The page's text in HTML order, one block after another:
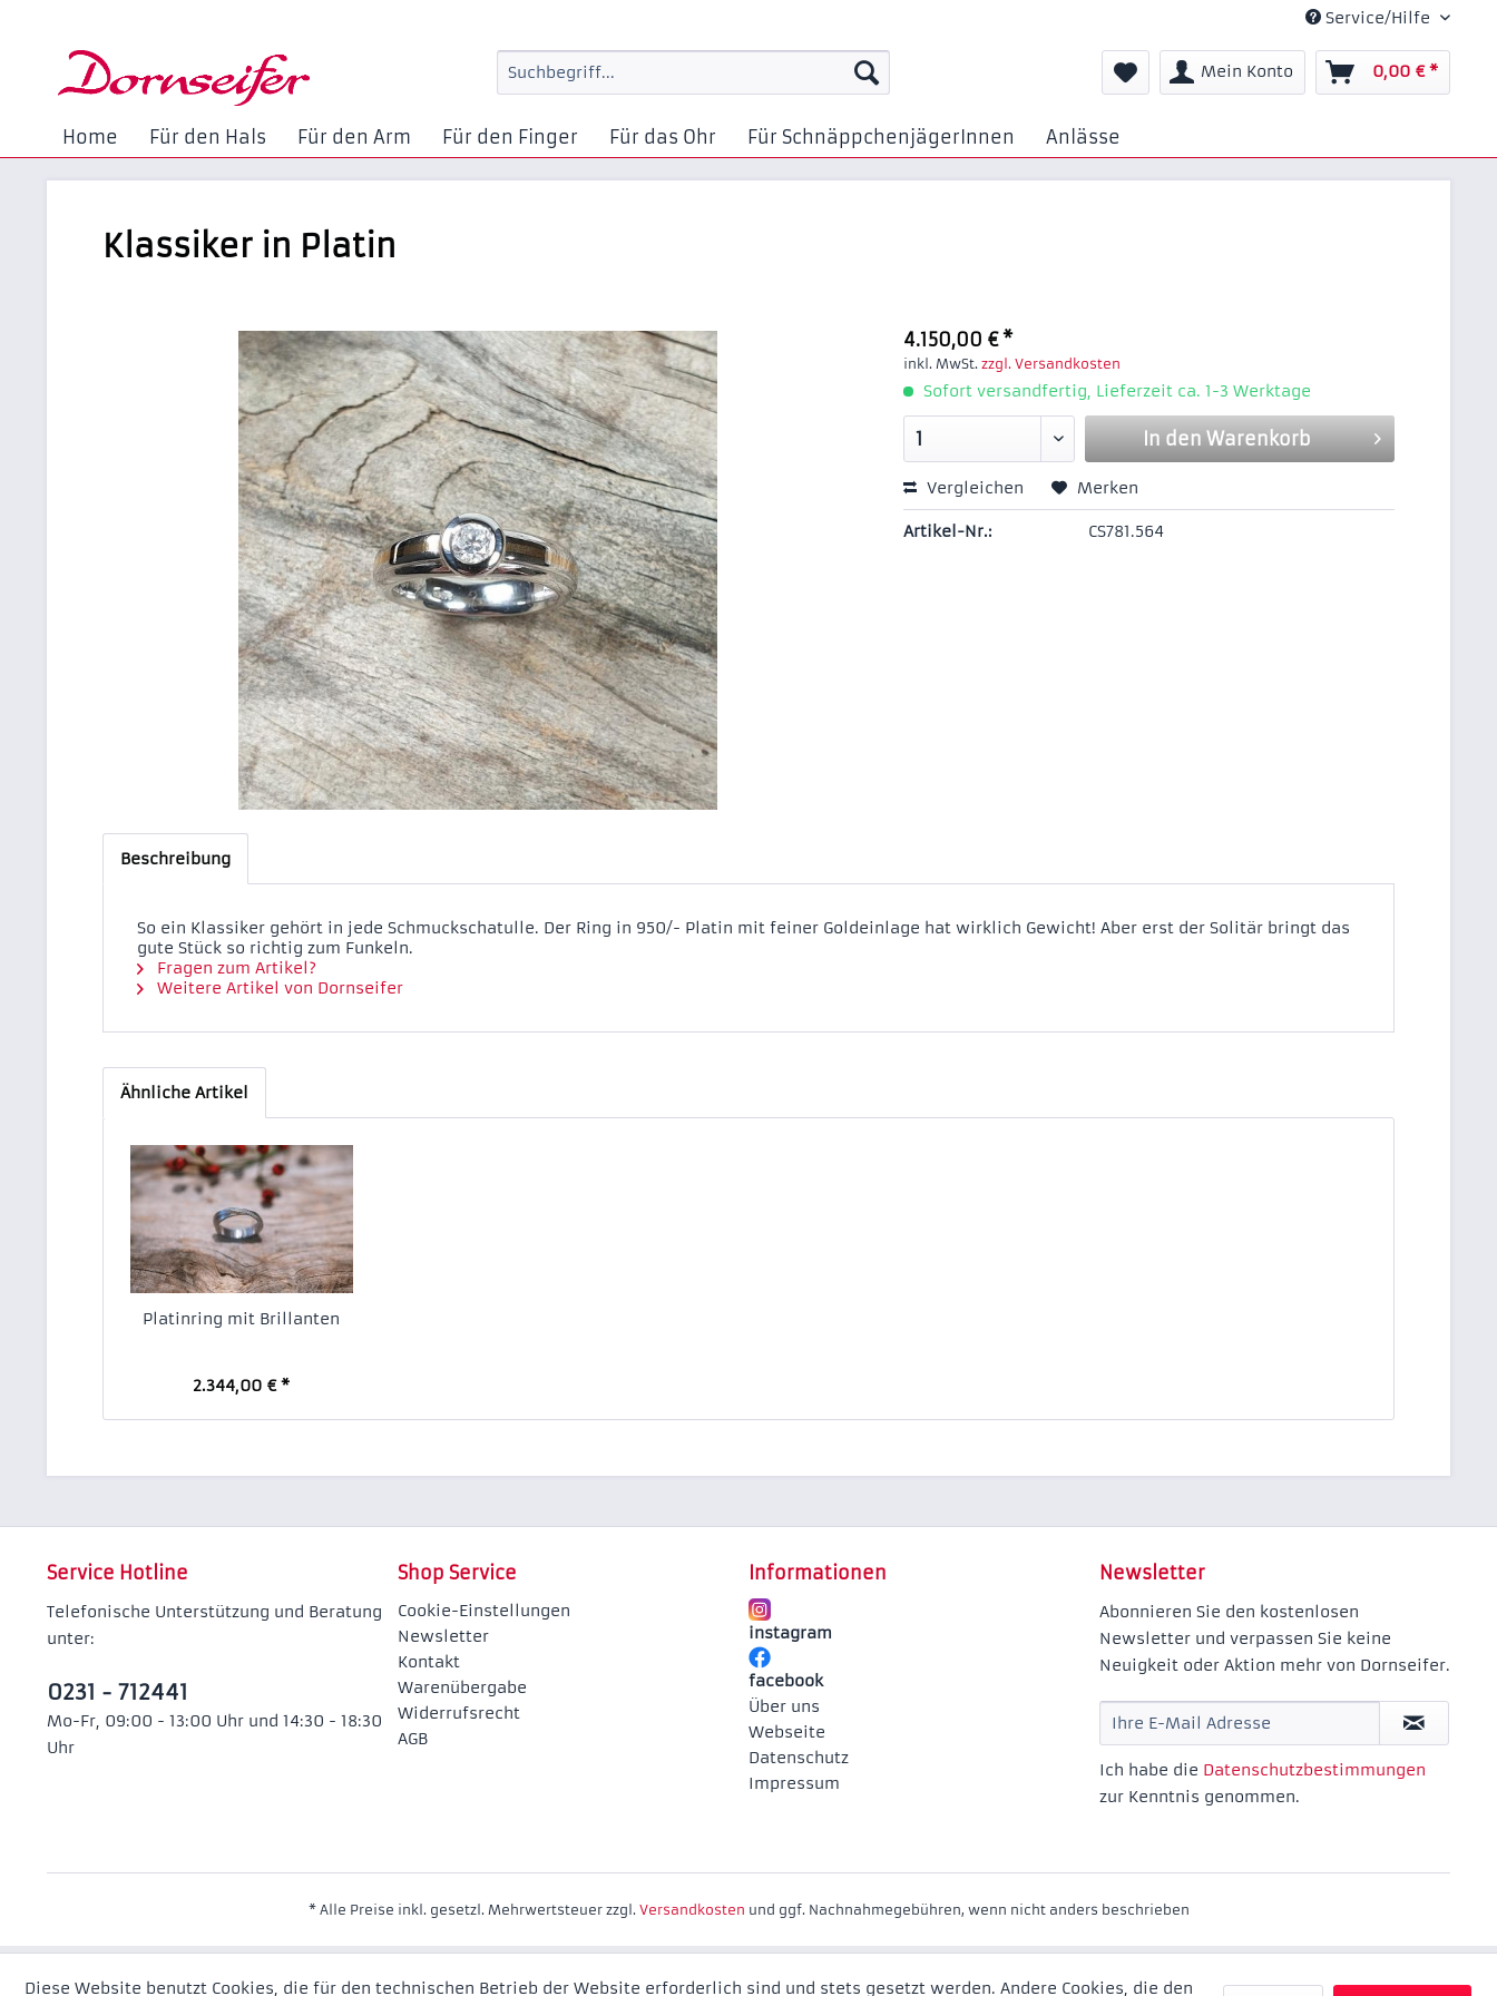
Service/Hilfe
Mein Konto 0,00 € *
Home Für den Hals Für den Arm Für den Finger Für das Ohr Für SchnäppchenjägerInnen Anlässe
Klassiker in Platin
4.150,00 € *
inkl. MwSt.zzgl. Versandkosten
Sofort versandfertig, Lieferzeit ca. 1-3 Werktage
In den Warenkorb
Vergleichen Merken
Artikel-Nr.: CS781.564
Beschreibung
So ein Klassiker gehört in jede Schmuckschatulle. Der Ring in 950/- Platin mit feiner Goldeinlage hat wirklich Gewicht! Aber erst der Solitär bringt das
gute Stück so richtig zum Funkeln.
Fragen zum Artikel?
Weitere Artikel von Dornseifer
Ähnliche Artikel
Platinring mit Brillanten
2.344,00 € *
Service Hotline
Telefonische Unterstützung und Beratung
unter:
0231 - 712441
Mo-Fr, 09:00 - 13:00 Uhr und 14:30 - 18:30
Uhr
Shop Service
Cookie-Einstellungen
Newsletter
Kontakt
Warenübergabe
Widerrufsrecht
AGB
Informationen
instagram
facebook
Über uns
Webseite
Datenschutz
Impressum
Newsletter
Abonnieren Sie den kostenlosen
Newsletter und verpassen Sie keine
Neuigkeit oder Aktion mehr von Dornseifer.
Ich habe die Datenschutzbestimmungen
zur Kenntnis genommen.
* Alle Preise inkl. gesetzl. Mehrwertsteuer zzgl. Versandkosten und ggf. Nachnahmegebühren, wenn nicht anders beschrieben
Diese Website benutzt Cookies, die für den technischen Betrieb der Website erforderlich sind und stets gesetzt werden. Andere Cookies, die den